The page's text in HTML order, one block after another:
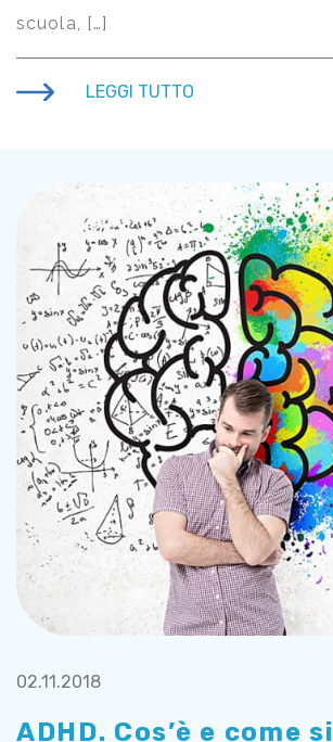
scuola, […]
LEGGI TUTTO
02.11.2018
ADHD. Cos’è e come si